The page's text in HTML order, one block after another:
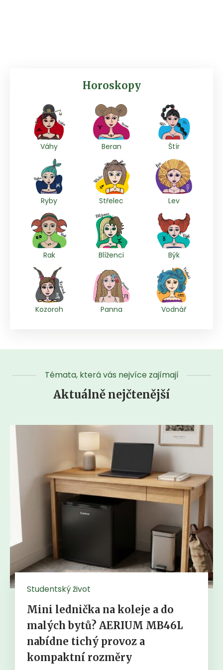
Horoskopy
Váhy Beran Štír
Ryby Střelec Lev
Rak Blíženci Býk
Kozoroh Panna Vodnář
Témata, která vás nejvíce zajímají
Aktuálně nejčtenější
Studentský život
Mini lednička na koleje a do
malých bytů? AERIUM MB46L
nabídne tichý provoz a
kompaktní rozměry